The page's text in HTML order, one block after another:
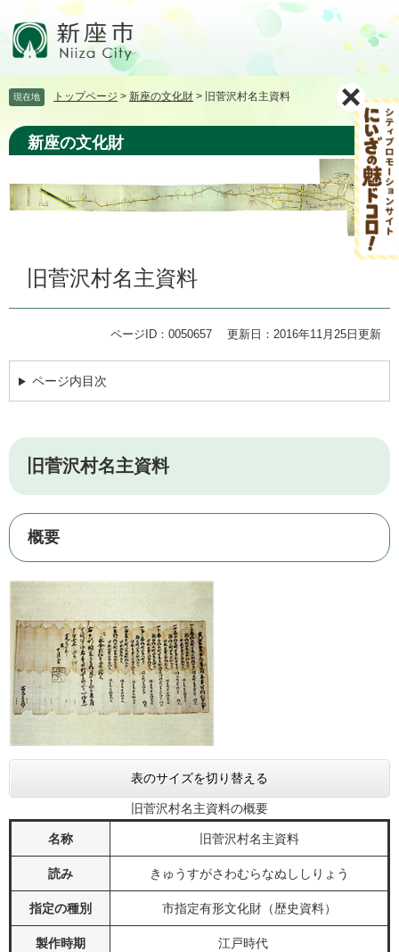
頭
す。
飛
し
て
文
へ
現在地 トップページ > 新座の文化財 > 旧菅沢村名主資料
新座の文化財
旧菅沢村名主資料
ページID：0050657 更新日：2016年11月25日更新
ページ内目次
旧菅沢村名主資料
概要
表のサイズを切り替える
旧菅沢村名主資料の概要
名称 旧菅沢村名主資料
読み きゅうすがさわむらなぬししりょう
指定の種別 市指定有形文化財（歴史資料）
製作時期 江戸時代